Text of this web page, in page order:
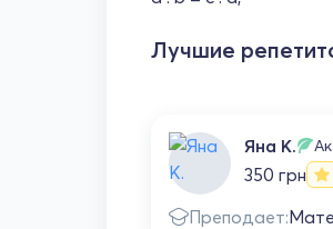
Лучшие
Яна К.
350 грн
Преподает: